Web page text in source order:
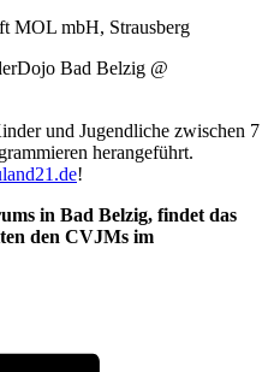
MOL mbH, Strausberg
Bad Belzig @
und Jugendliche zwischen 7
herangeführt.
!
in Bad Belzig, findet das
den CVJMs im